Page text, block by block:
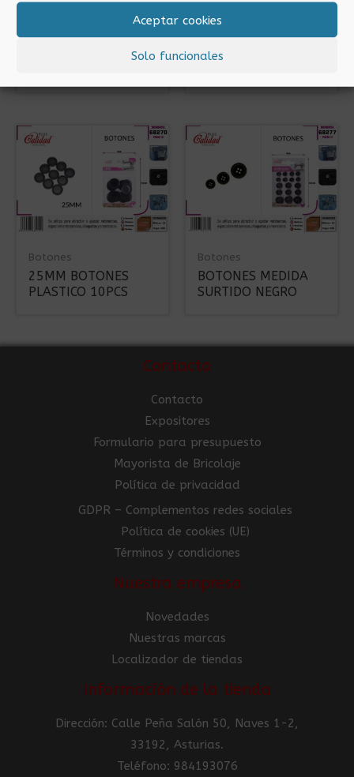
Aceptar cookies
Solo funcionales
Botones Botones
BOTON MAGNETICO
Botones
25MM BOTONES
PLASTICO 10PCS
Botones
BOTONES MEDIDA
SURTIDO NEGRO
Contacto
Contacto
Expositores
Formulario para presupuesto
Mayorista de Bricolaje
Política de privacidad
GDPR – Complementos redes sociales
Política de cookies (UE)
Términos y condiciones
Nuestra empresa
Novedades
Nuestras marcas
Localizador de tiendas
Información de la tienda
Dirección: Calle Peña Salón 50, Naves 1-2,
33192, Asturias.
Teléfono: 984193076